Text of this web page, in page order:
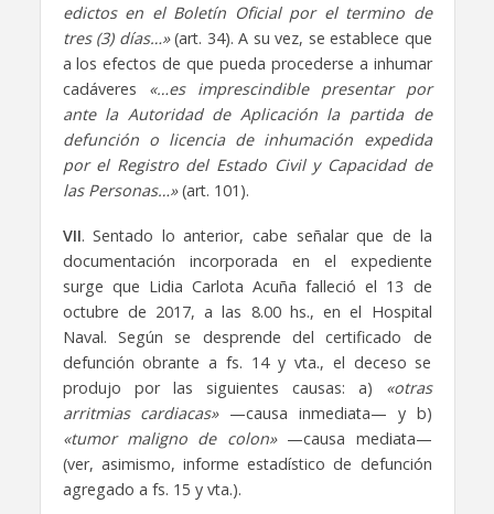
edictos en el Boletín Oficial por el termino de
tres (3) días…»(art. 34). A su vez, se establece que
a los efectos de que pueda procederse a inhumar
cadáveres «…es imprescindible presentar por
ante la Autoridad de Aplicación la partida de
defunción o licencia de inhumación expedida
por el Registro del Estado Civil y Capacidad de
las Personas…»(art. 101).
VII. Sentado lo anterior, cabe señalar que de la
documentación incorporada en el expediente
surge que Lidia Carlota Acuña falleció el 13 de
octubre de 2017, a las 8.00 hs., en el Hospital
Naval. Según se desprende del certificado de
defunción obrante a fs. 14 y vta., el deceso se
produjo por las siguientes causas: a) «otras
arritmias cardiacas» —causa inmediata— y b)
«tumor maligno de colon» —causa mediata—
(ver, asimismo, informe estadístico de defunción
agregado a fs. 15 y vta.).